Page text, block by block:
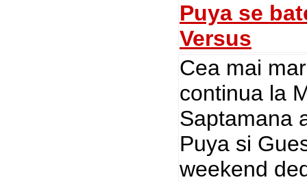
Puya se
Versus
Cea mai
continua la
Saptamana
Puya si
weekend